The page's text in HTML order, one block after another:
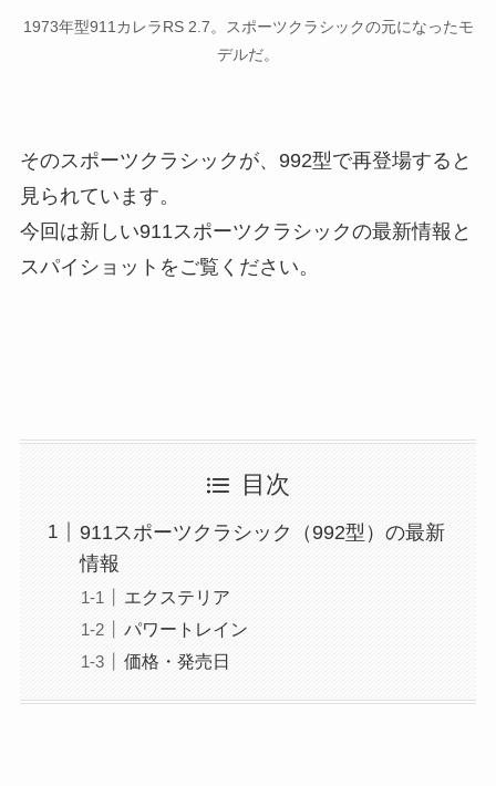
1973年型911カレラRS 2.7。スポーツクラシックの元になったモ
デルだ。
そのスポーツクラシックが、992型で再登場すると
見られています。
今回は新しい911スポーツクラシックの最新情報と
スパイショットをご覧ください。
目次
911スポーツクラシック（992型）の最新
情報
エクステリア
パワートレイン
価格・発売日